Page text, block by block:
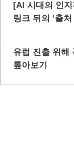
[AI 시대의 인
링크 뒤의 ‘출처
유럽 진출 위해
톺아보기